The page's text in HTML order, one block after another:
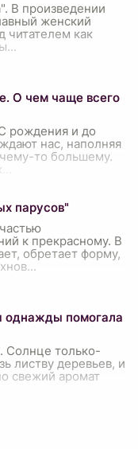
В произведении
женский
читателем как
...
О чем чаще всего
рождения и до
нас, наполняя
то большему.
парусов"
к прекрасному. В
обретает форму,
...
однажды помогала
Солнце только-
листву деревьев, и
свежий аромат